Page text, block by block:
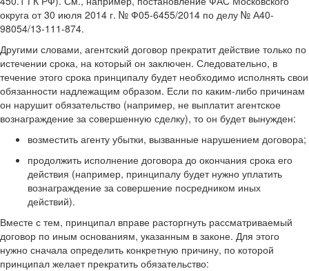
округа от 30 июля 2014 г. № Ф05-6455/2014 по делу № А40-
98054/13-111-874.
Другими словами, агентский договор прекратит действие только по
истечении срока, на который он заключен. Следовательно, в
течение этого срока принципалу будет необходимо исполнять свои
обязанности надлежащим образом. Если по каким-либо причинам
он нарушит обязательство (например, не выплатит агентское
вознаграждение за совершенную сделку), то он будет вынужден:
возместить агенту убытки, вызванные нарушением договора;
продолжить исполнение договора до окончания срока его
действия (например, принципалу будет нужно уплатить
вознаграждение за совершение посредником иных
действий).
Вместе с тем, принципал вправе расторгнуть рассматриваемый
договор по иным основаниям, указанным в законе. Для этого
нужно сначала определить конкретную причину, по которой
принципал желает прекратить обязательство: